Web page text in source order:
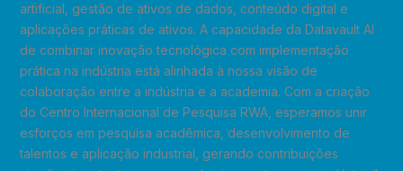
artificial, gestão de ativos de dados, conteúdo digital e
aplicações práticas de ativos. A capacidade da Datavault AI
de combinar inovação tecnológica com implementação
prática na indústria está alinhada à nossa visão de
colaboração entre a indústria e a academia. Com a criação
do Centro Internacional de Pesquisa RWA, esperamos unir
esforços em pesquisa acadêmica, desenvolvimento de
talentos e aplicação industrial, gerando contribuições